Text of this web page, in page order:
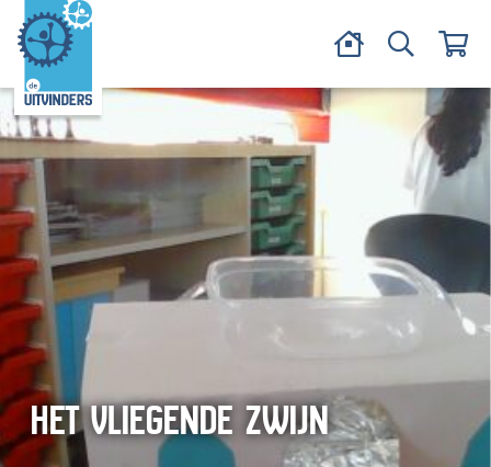
HET VLIEGENDE ZWIJN